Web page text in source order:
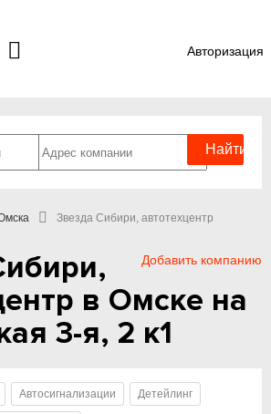
Авторизация
Звезда Сибири, автотехцентр
Добавить компанию
в Омске на
3-я, 2 к1
Автосигнализации Детейлинг